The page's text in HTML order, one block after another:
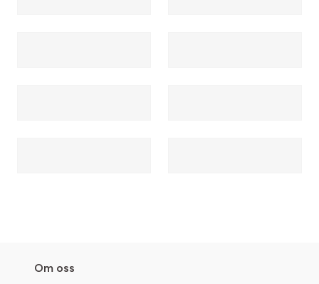
Om oss